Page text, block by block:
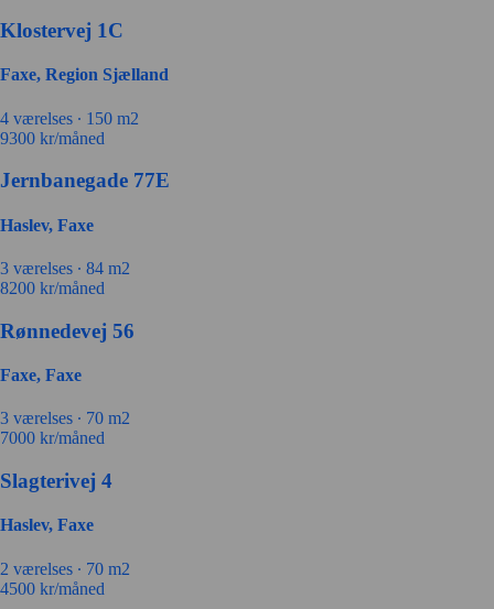
Klostervej 1C
Faxe, Region Sjælland
4 værelses ∙ 150 m2
9300 kr/måned
Jernbanegade 77E
Haslev, Faxe
3 værelses ∙ 84 m2
8200 kr/måned
Rønnedevej 56
Faxe, Faxe
3 værelses ∙ 70 m2
7000 kr/måned
Slagterivej 4
Haslev, Faxe
2 værelses ∙ 70 m2
4500 kr/måned